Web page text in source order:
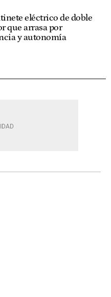
eléctrico de doble
que arrasa por
y autonomía